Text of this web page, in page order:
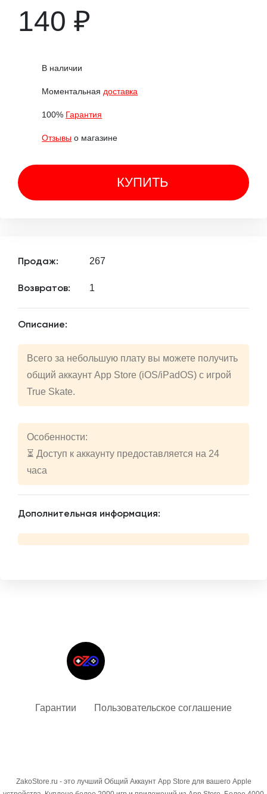
140 ₽
В наличии
Моментальная доставка
100% Гарантия
Отзывы о магазине
КУПИТЬ
Продаж: 267
Возвратов: 1
Описание:
Всего за небольшую плату вы можете получить
общий аккаунт App Store (iOS/iPadOS) с игрой
True Skat‪e.
Особенности:
⏳ Доступ к аккаунту предоставляется на 24
часа
Дополнительная информация:
Гарантии Пользовательское соглашение
ZakoStore.ru - это лучший Общий Аккаунт App Store для вашего Apple